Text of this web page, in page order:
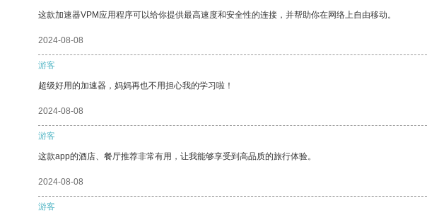
这款加速器VPM应用程序可以给你提供最高速度和安全性的连接，并帮助你在网络上自由移动。
2024-08-08
游客
超级好用的加速器，妈妈再也不用担心我的学习啦！
2024-08-08
游客
这款app的酒店、餐厅推荐非常有用，让我能够享受到高品质的旅行体验。
2024-08-08
游客